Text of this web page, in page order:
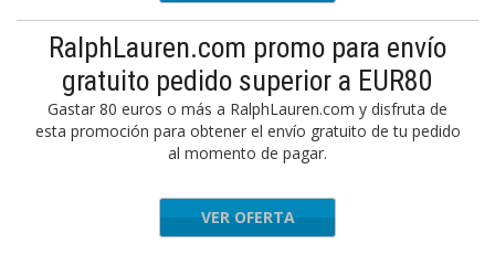
RalphLauren.com promo para envío
gratuito pedido superior a EUR80
Gastar 80 euros o más a RalphLauren.com y disfruta de
esta promoción para obtener el envío gratuito de tu pedido
al momento de pagar.
VER OFERTA